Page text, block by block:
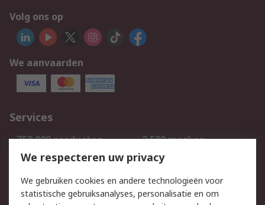
Volg ons op
We aanvaarden
Services
750.000 producten
2.500 merken
Bestellen
Inkoopoplossingen
Track & Trace
We respecteren uw privacy
We gebruiken cookies en andere technologieën voor
statistische gebruiksanalyses, personalisatie en om